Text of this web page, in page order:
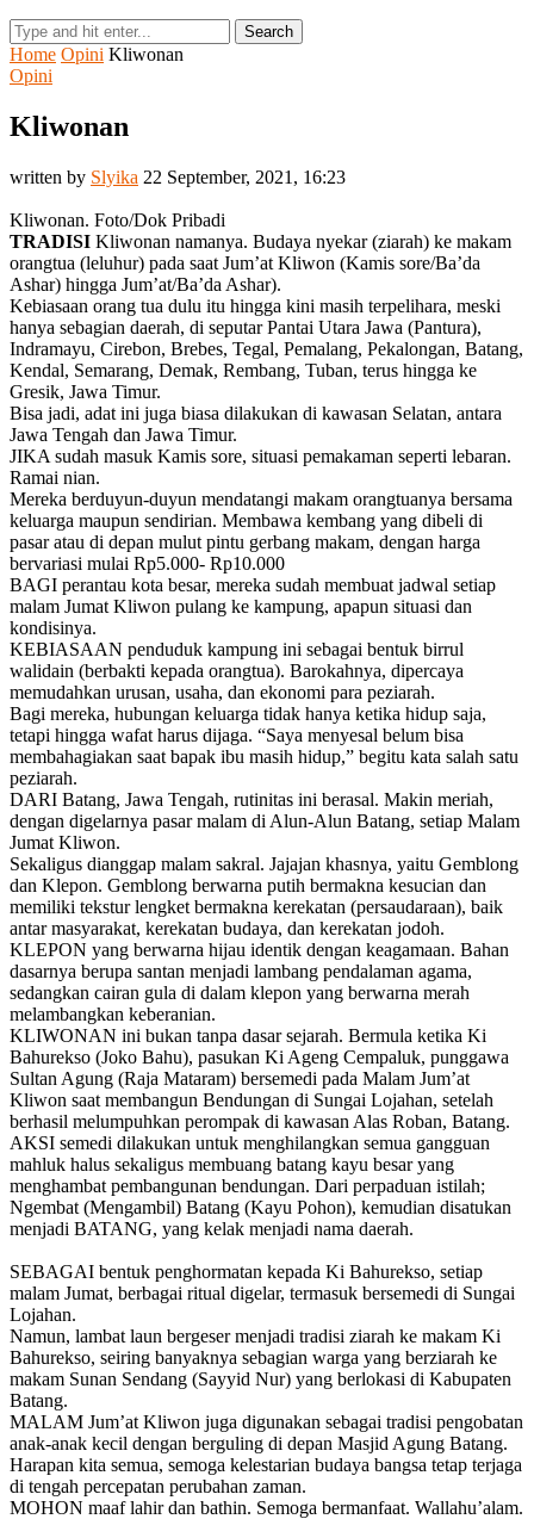
Search
Home Opini Kliwonan
Opini
Kliwonan
written by Slyika 22 September, 2021, 16:23
Kliwonan. Foto/Dok Pribadi
TRADISI Kliwonan namanya. Budaya nyekar (ziarah) ke makam
orangtua (leluhur) pada saat Jum’at Kliwon (Kamis sore/Ba’da
Ashar) hingga Jum’at/Ba’da Ashar).
Kebiasaan orang tua dulu itu hingga kini masih terpelihara, meski
hanya sebagian daerah, di seputar Pantai Utara Jawa (Pantura),
Indramayu, Cirebon, Brebes, Tegal, Pemalang, Pekalongan, Batang,
Kendal, Semarang, Demak, Rembang, Tuban, terus hingga ke
Gresik, Jawa Timur.
Bisa jadi, adat ini juga biasa dilakukan di kawasan Selatan, antara
Jawa Tengah dan Jawa Timur.
JIKA sudah masuk Kamis sore, situasi pemakaman seperti lebaran.
Ramai nian.
Mereka berduyun-duyun mendatangi makam orangtuanya bersama
keluarga maupun sendirian. Membawa kembang yang dibeli di
pasar atau di depan mulut pintu gerbang makam, dengan harga
bervariasi mulai Rp5.000- Rp10.000
BAGI perantau kota besar, mereka sudah membuat jadwal setiap
malam Jumat Kliwon pulang ke kampung, apapun situasi dan
kondisinya.
KEBIASAAN penduduk kampung ini sebagai bentuk birrul
walidain (berbakti kepada orangtua). Barokahnya, dipercaya
memudahkan urusan, usaha, dan ekonomi para peziarah.
Bagi mereka, hubungan keluarga tidak hanya ketika hidup saja,
tetapi hingga wafat harus dijaga. “Saya menyesal belum bisa
membahagiakan saat bapak ibu masih hidup,” begitu kata salah satu
peziarah.
DARI Batang, Jawa Tengah, rutinitas ini berasal. Makin meriah,
dengan digelarnya pasar malam di Alun-Alun Batang, setiap Malam
Jumat Kliwon.
Sekaligus dianggap malam sakral. Jajajan khasnya, yaitu Gemblong
dan Klepon. Gemblong berwarna putih bermakna kesucian dan
memiliki tekstur lengket bermakna kerekatan (persaudaraan), baik
antar masyarakat, kerekatan budaya, dan kerekatan jodoh.
KLEPON yang berwarna hijau identik dengan keagamaan. Bahan
dasarnya berupa santan menjadi lambang pendalaman agama,
sedangkan cairan gula di dalam klepon yang berwarna merah
melambangkan keberanian.
KLIWONAN ini bukan tanpa dasar sejarah. Bermula ketika Ki
Bahurekso (Joko Bahu), pasukan Ki Ageng Cempaluk, punggawa
Sultan Agung (Raja Mataram) bersemedi pada Malam Jum’at
Kliwon saat membangun Bendungan di Sungai Lojahan, setelah
berhasil melumpuhkan perompak di kawasan Alas Roban, Batang.
AKSI semedi dilakukan untuk menghilangkan semua gangguan
mahluk halus sekaligus membuang batang kayu besar yang
menghambat pembangunan bendungan. Dari perpaduan istilah;
Ngembat (Mengambil) Batang (Kayu Pohon), kemudian disatukan
menjadi BATANG, yang kelak menjadi nama daerah.
SEBAGAI bentuk penghormatan kepada Ki Bahurekso, setiap
malam Jumat, berbagai ritual digelar, termasuk bersemedi di Sungai
Lojahan.
Namun, lambat laun bergeser menjadi tradisi ziarah ke makam Ki
Bahurekso, seiring banyaknya sebagian warga yang berziarah ke
makam Sunan Sendang (Sayyid Nur) yang berlokasi di Kabupaten
Batang.
MALAM Jum’at Kliwon juga digunakan sebagai tradisi pengobatan
anak-anak kecil dengan berguling di depan Masjid Agung Batang.
Harapan kita semua, semoga kelestarian budaya bangsa tetap terjaga
di tengah percepatan perubahan zaman.
MOHON maaf lahir dan bathin. Semoga bermanfaat. Wallahu’alam.